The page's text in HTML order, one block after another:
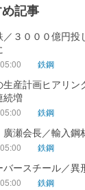
記事
／３０００億円
鉄鋼
生産計画ヒアリン
続増
鉄鋼
瀬会長／輸入鋼
鉄鋼
バースチール／異
鉄鋼